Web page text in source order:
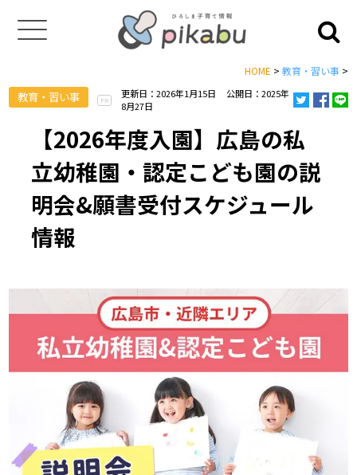
HOME > 教育・習い事 >
教育・習い事 PR
更新日：2026年1月15日
公開日：2025年
8月27日
【2026年度入園】広島の私
立幼稚園・認定こども園の説
明会&願書受付スケジュール
情報